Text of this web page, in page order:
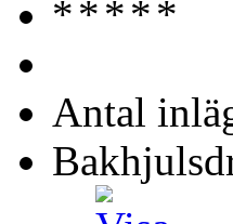
Antal